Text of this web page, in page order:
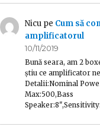
Nicu pe Cum să
amplificatorul
10/11/2019
Bună seara, am 2
știu ce amplificator
Detalii:Nominal
Max:500,Bass